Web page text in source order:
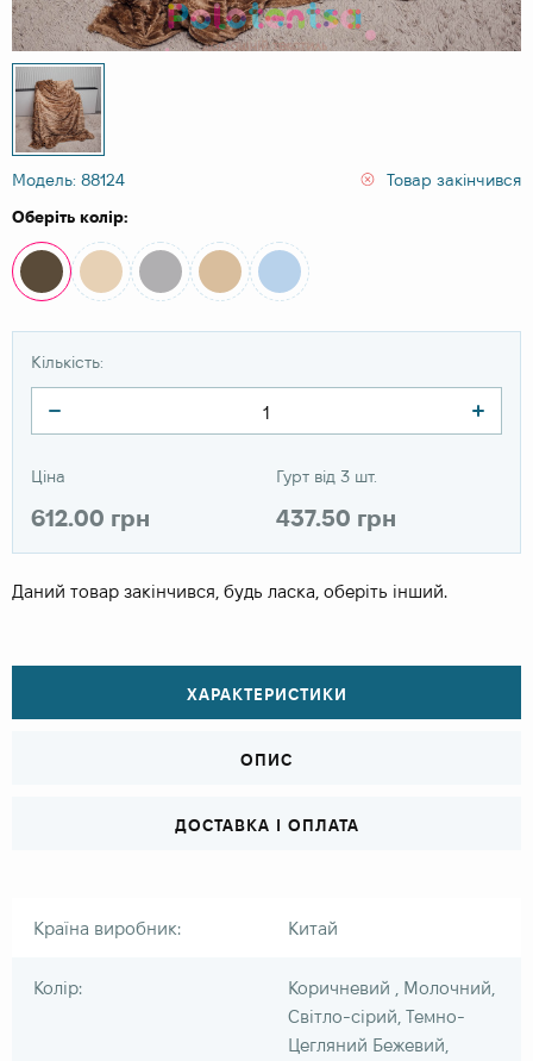
Модель: 88124
Товар закінчився
Оберіть колір:
Кількість:
Ціна
612.00 грн
Гурт від 3 шт.
437.50 грн
Даний товар закінчився, будь ласка, оберіть інший.
ХАРАКТЕРИСТИКИ
ОПИС
ДОСТАВКА І ОПЛАТА
Країна виробник: Китай
Колір:
Коричневий , Молочний,
Світло-сірий, Темно-
Цегляний Бежевий,